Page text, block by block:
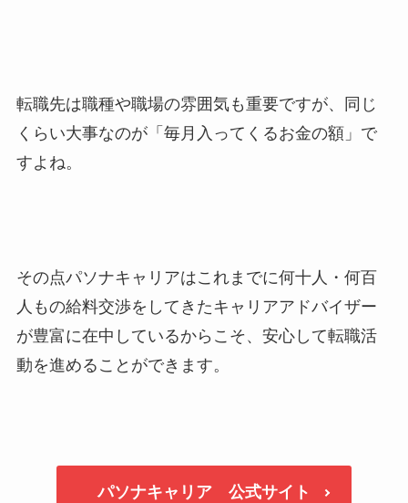
転職先は職種や職場の雰囲気も重要ですが、同じ
くらい大事なのが「毎月入ってくるお金の額」で
すよね。
その点パソナキャリアはこれまでに何十人・何百
人もの給料交渉をしてきたキャリアアドバイザー
が豊富に在中しているからこそ、安心して転職活
動を進めることができます。
パソナキャリア 公式サイト